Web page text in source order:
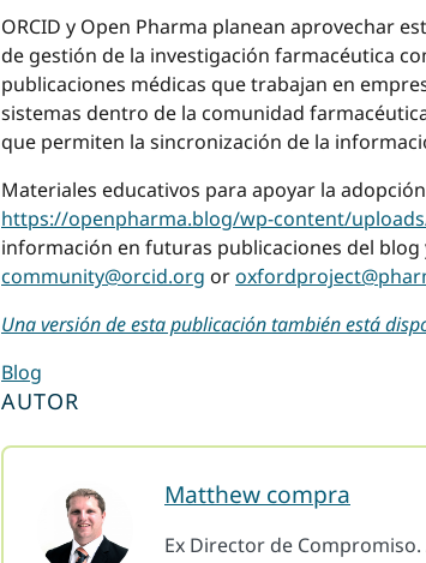
ORCID y Open Pharma planean aprovechar
de gestión de la investigación farmacéutica
publicaciones médicas que trabajan en
sistemas dentro de la comunidad
que permiten la sincronización de la
Materiales educativos para apoyar la
https://openpharma.blog/wp-content/
información en futuras publicaciones del
community@orcid.org or
Una versión de esta publicación también está
Blog
AUTOR
Matthew compra
Ex Director de